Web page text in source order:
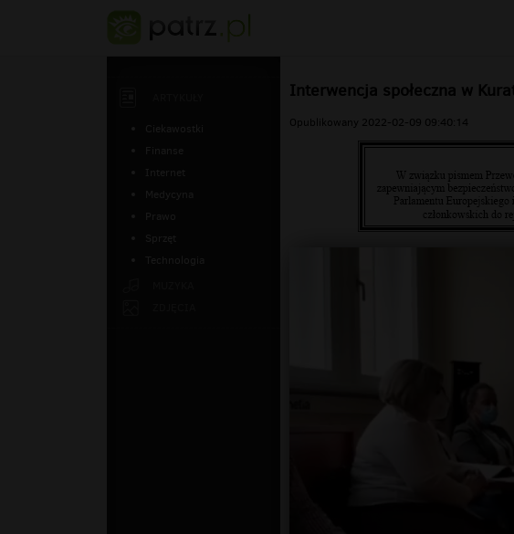
Interwencja społeczna w
Opublikowany 2022-02-09 09:40:14